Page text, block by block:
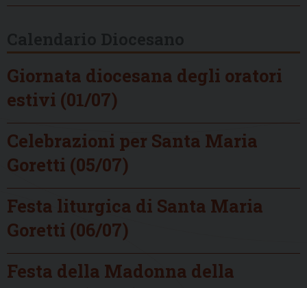
Giornata diocesana degli oratori
estivi (01/07)
Celebrazioni per Santa Maria
Goretti (05/07)
Festa liturgica di Santa Maria
Goretti (06/07)
Festa della Madonna della